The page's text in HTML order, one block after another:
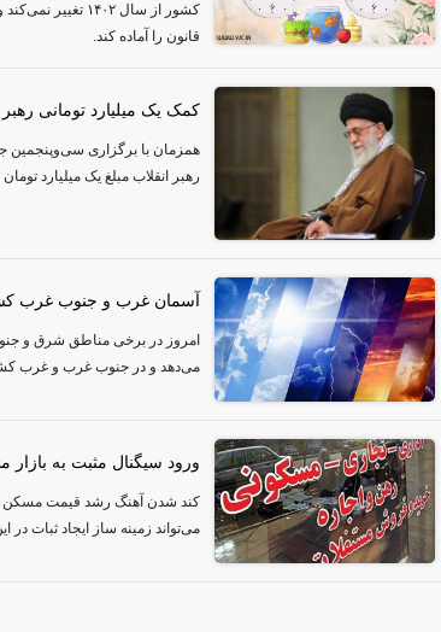
کشور از سال
قانون را آماده کند.
کمک یک میلیارد تومانی رهبر
همزمان با برگزاری سی‌وپنجمین
رهبر انقلاب مبلغ یک میلیارد
آسمان غرب و جنوب غرب
امروز در برخی مناطق شرق و
می‌دهد و در جنوب غرب و غرب
ورود سیگنال مثبت به
کند شدن آهنگ رشد قیمت مسکن
می‌تواند زمینه ساز ایجاد ثبات در